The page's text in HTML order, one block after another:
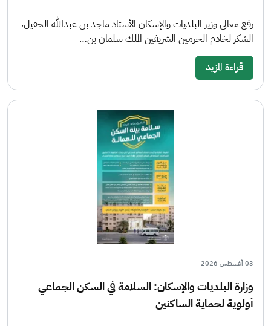
رفع معالي وزير البلديات والإسكان الأستاذ ماجد بن عبدالله الحقيل،
الشكر لخادم الحرمين الشريفين الملك سلمان بن…
قراءة المزيد
03 أغسطس 2026
وزارة البلديات والإسكان: السلامة في السكن الجماعي
أولوية لحماية الساكنين